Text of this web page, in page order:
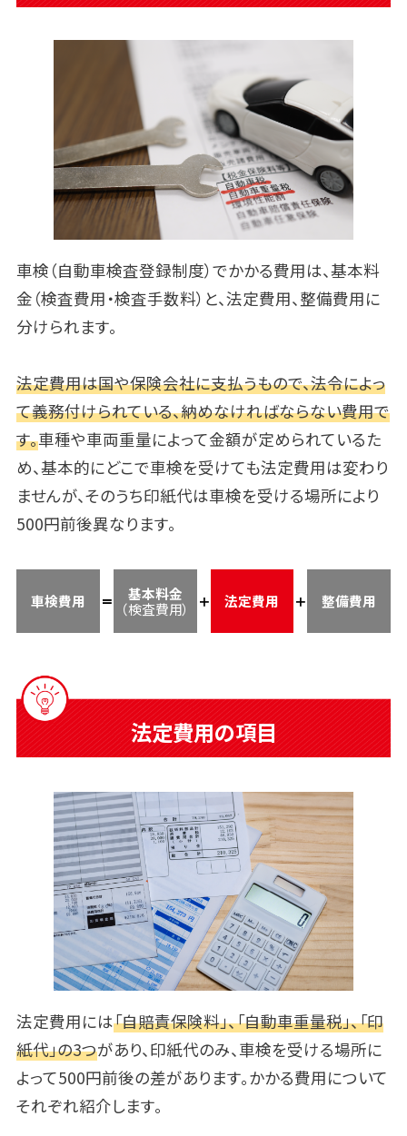
車検（自動車検査登録制度）でかかる費用は、基本料
金（検査費用・検査手数料）と、法定費用、整備費用に
分けられます。
法定費用は国や保険会社に支払うもので、法令によっ
て義務付けられている、納めなければならない費用で
す。車種や車両重量によって金額が定められているた
め、基本的にどこで車検を受けても法定費用は変わり
ませんが、そのうち印紙代は車検を受ける場所により
500円前後異なります。
車検費用
基本料金
（検査費用）
法定費用 整備費用
法定費用の項目
法定費用には「自賠責保険料」、「自動車重量税」、「印
紙代」の3つがあり、印紙代のみ、車検を受ける場所に
よって500円前後の差があります。かかる費用について
それぞれ紹介します。